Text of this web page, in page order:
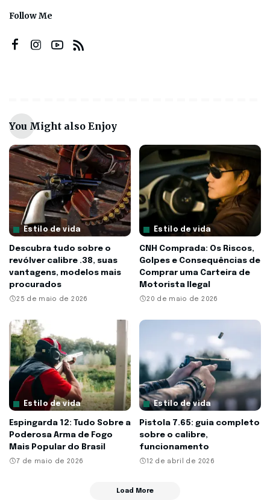
Follow Me
You Might also Enjoy
Estilo de vida
Descubra tudo sobre o
revólver calibre .38, suas
vantagens, modelos mais
procurados
25 de maio de 2026
Estilo de vida
CNH Comprada: Os Riscos,
Golpes e Consequências de
Comprar uma Carteira de
Motorista Ilegal
20 de maio de 2026
Estilo de vida
Espingarda 12: Tudo Sobre a
Poderosa Arma de Fogo
Mais Popular do Brasil
7 de maio de 2026
Estilo de vida
Pistola 7.65: guia completo
sobre o calibre,
funcionamento
12 de abril de 2026
Load More